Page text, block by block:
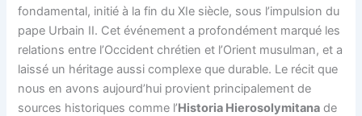
fondamental, initié à la fin du XIe siècle, sous l’impulsion du
pape Urbain II. Cet événement a profondément marqué les
relations entre l’Occident chrétien et l’Orient musulman, et a
laissé un héritage aussi complexe que durable. Le récit que
nous en avons aujourd’hui provient principalement de
sources historiques comme l’Historia Hierosolymitana de